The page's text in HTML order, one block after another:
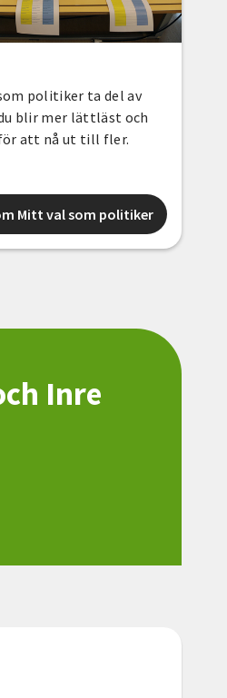
politiker ta del av
blir mer lättläst och
att nå ut till fler.
Mitt val som politiker
Inre